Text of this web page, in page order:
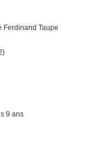
Ferdinand Taupe
9 ans